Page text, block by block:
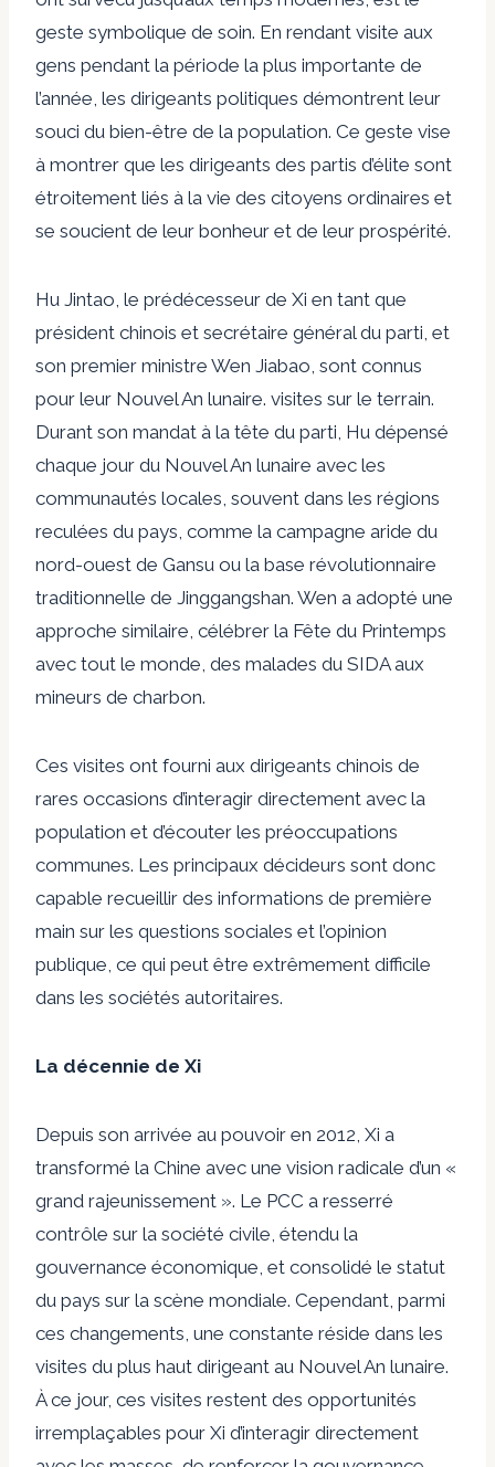
geste symbolique de soin. En rendant visite aux
gens pendant la période la plus importante de
l’année, les dirigeants politiques démontrent leur
souci du bien-être de la population. Ce geste vise
à montrer que les dirigeants des partis d’élite sont
étroitement liés à la vie des citoyens ordinaires et
se soucient de leur bonheur et de leur prospérité.
Hu Jintao, le prédécesseur de Xi en tant que
président chinois et secrétaire général du parti, et
son premier ministre Wen Jiabao, sont connus
pour leur Nouvel An lunaire. visites sur le terrain.
Durant son mandat à la tête du parti, Hu dépensé
chaque jour du Nouvel An lunaire avec les
communautés locales, souvent dans les régions
reculées du pays, comme la campagne aride du
nord-ouest de Gansu ou la base révolutionnaire
traditionnelle de Jinggangshan. Wen a adopté une
approche similaire, célébrer la Fête du Printemps
avec tout le monde, des malades du SIDA aux
mineurs de charbon.
Ces visites ont fourni aux dirigeants chinois de
rares occasions d’interagir directement avec la
population et d’écouter les préoccupations
communes. Les principaux décideurs sont donc
capable recueillir des informations de première
main sur les questions sociales et l’opinion
publique, ce qui peut être extrêmement difficile
dans les sociétés autoritaires.
La décennie de Xi
Depuis son arrivée au pouvoir en 2012, Xi a
transformé la Chine avec une vision radicale d’un «
grand rajeunissement ». Le PCC a resserré
contrôle sur la société civile, étendu la
gouvernance économique, et consolidé le statut
du pays sur la scène mondiale. Cependant, parmi
ces changements, une constante réside dans les
visites du plus haut dirigeant au Nouvel An lunaire.
À ce jour, ces visites restent des opportunités
irremplaçables pour Xi d’interagir directement